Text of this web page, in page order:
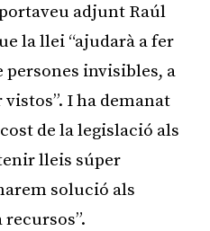
adjunt Raúl
la llei “ajudarà a fer
persones invisibles, a
vistos”. I ha demanat
de la legislació als
lleis súper
solució als